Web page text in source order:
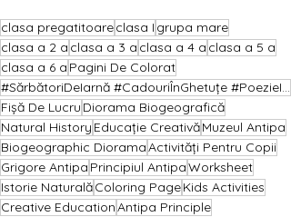
clasa pregatitoareclasa I grupa mare
clasa a 2 a clasa a 3 a clasa a 4 a clasa a 5 a
clasa a 6 a Pagini De Colorat
#SărbătoriDeIarnă #CadouriÎnGhetuțe #PoezieIlustrată #PaginiDeColorat #MămicaCreativă
Fișă De Lucru Diorama Biogeografică
Natural History Educație CreativăMuzeul Antipa
Biogeographic DioramaActivități Pentru Copii
Grigore Antipa Principiul AntipaWorksheet
Istorie NaturalăColoring PageKids Activities
Creative EducationAntipa Principle